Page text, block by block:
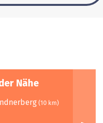
Nähe
(10 km)